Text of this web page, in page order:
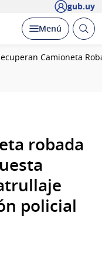
gub.uy
Desplegar
Menú Abrir
Camioneta
robada
policial